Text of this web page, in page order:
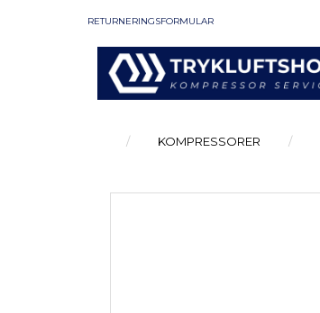
RETURNERINGSFORMULAR
KOMPRESSORER